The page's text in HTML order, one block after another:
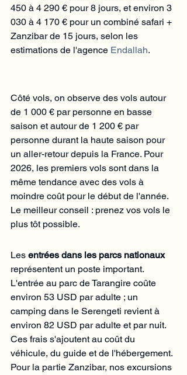
450 à 4 290 € pour 8 jours, et environ 3
030 à 4 170 € pour un combiné safari +
Zanzibar de 15 jours, selon les
estimations de l'agence Endallah.
Côté vols, on observe des vols autour
de 1 000 € par personne en basse
saison et autour de 1 200 € par
personne durant la haute saison pour
un aller-retour depuis la France. Pour
2026, les premiers vols sont dans la
même tendance avec des vols à
moindre coût pour le début de l'année.
Le meilleur conseil : prenez vos vols le
plus tôt possible.
Les entrées dans les parcs nationaux
représentent un poste important.
L'entrée au parc de Tarangire coûte
environ 53 USD par adulte ; un
camping dans le Serengeti revient à
environ 82 USD par adulte et par nuit.
Ces frais s'ajoutent au coût du
véhicule, du guide et de l'hébergement.
Pour la partie Zanzibar, nos excursions